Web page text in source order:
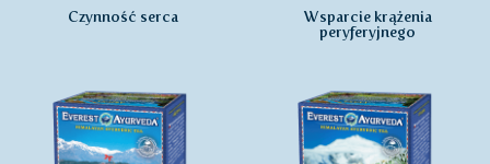
Czynność serca
Wsparcie krążenia
peryferyjnego